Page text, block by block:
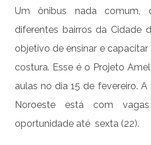
Um ônibus nada
diferentes bairros da Cidade
objetivo de ensinar e
costura. Esse é o Projeto
aulas no dia 15 de fevereiro.
Noroeste está com
oportunidade até sexta (22).